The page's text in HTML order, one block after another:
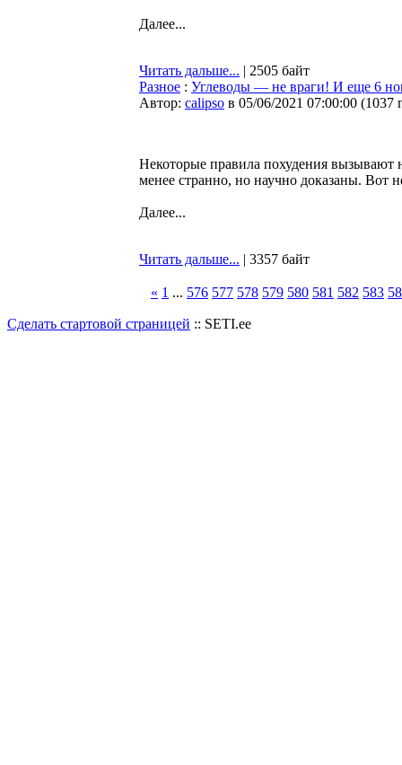
Далее...
Читать дальше... | 2505 байт
Разное : Углеводы — не враги! И еще 6
Автор: calipso в 05/06/2021 07:00:00 (1037
Некоторые правила похудения вызывают
менее странно, но научно доказаны. Вот
Далее...
Читать дальше... | 3357 байт
« 1 ... 576 577 578 579 580 581 582 583
Сделать стартовой страницей :: SETI.ee